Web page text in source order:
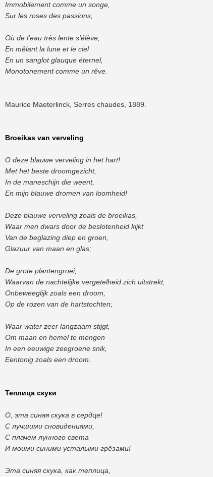
Immobilement comme un songe,
Sur les roses des passions;
Où de l'eau très lente s'élève,
En mêlant la lune et le ciel
En un sanglot glauque éternel,
Monotonement comme un rêve.
Maurice Maeterlinck, Serres chaudes, 1889.
Broeikas van verveling
O deze blauwe verveling in het hart!
Met het beste droomgezicht,
In de maneschijn die weent,
En mijn blauwe dromen van loomheid!
Deze blauwe verveling zoals de broeikas,
Waar men dwars door de beslotenheid kijkt
Van de beglazing diep en groen,
Glazuur van maan en glas;
De grote plantengroei,
Waarvan de nachtelijke vergetelheid zich uitstrekt,
Onbeweeglijk zoals een droom,
Op de rozen van de hartstochten;
Waar water zeer langzaam stijgt,
Om maan en hemel te mengen
In een eeuwige zeegroene snik,
Eentonig zoals een droom.
Теплица скуки
О, эта синяя скука в сердце!
С лучшими сновидениями,
С плачем лунного света
И моими синими усталыми грёзами!
Эта синяя скука, как теплица,